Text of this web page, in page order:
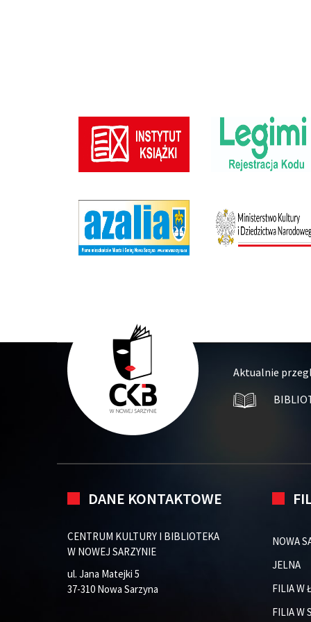
Aktualnie
DANE KONTAKTOWE
CENTRUM KULTURY I BIBLIOTEKA
W NOWEJ SARZYNIE
ul. Jana Matejki 5
37-310 Nowa Sarzyna
NOWA
JELNA
FILIA W
FILIA W